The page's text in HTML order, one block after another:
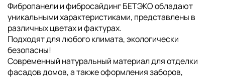
Фибропанели и фибросайдинг БЕТЭКО обладают
уникальными характеристиками, представлены в
различных цветах и фактурах.
Подходят для любого климата, экологически
безопасны!
Современный натуральный материал для отделки
фасадов домов, а также оформления заборов,